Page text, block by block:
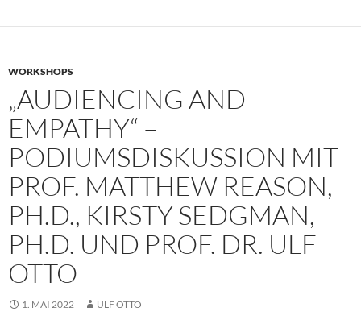
WORKSHOPS
„AUDIENCING AND
EMPATHY“ –
PODIUMSDISKUSSION MIT
PROF. MATTHEW REASON,
PH.D., KIRSTY SEDGMAN,
PH.D. UND PROF. DR. ULF
OTTO
1. MAI 2022 ULF OTTO